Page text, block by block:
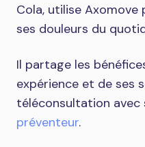
Cola, utilise
ses douleurs du
Il partage les
expérience et de ses
téléconsultation avec
préventeur.